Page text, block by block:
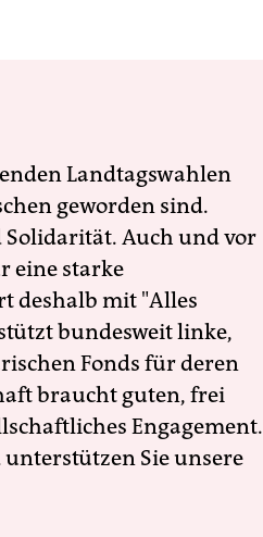
Landtagswahlen
geworden sind.
Auch und vor
eine starke
deshalb mit "Alles
bundesweit linke,
Fonds für deren
braucht guten, frei
Engagement.
Sie unsere